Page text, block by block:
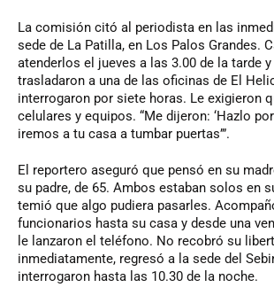
La comisión citó al periodista en las
sede de La Patilla, en Los Palos Grandes.
atenderlos el jueves a las 3.00 de la tarde
trasladaron a una de las oficinas de El
interrogaron por siete horas. Le exigieron
celulares y equipos. “Me dijeron: ‘Hazlo
iremos a tu casa a tumbar puertas’”.
El reportero aseguró que pensó en su
su padre, de 65. Ambos estaban solos en
temió que algo pudiera pasarles.
funcionarios hasta su casa y desde una
le lanzaron el teléfono. No recobró su
inmediatamente, regresó a la sede del
interrogaron hasta las 10.30 de la noche.